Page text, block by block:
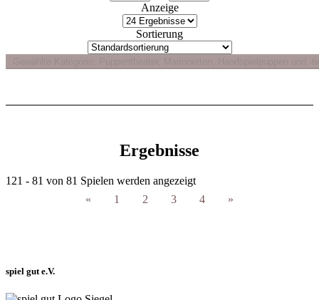
Anzeige
Sortierung
Ergebnisse
121 - 81 von 81 Spielen werden angezeigt
«
1 2 3 4 »
spiel gut e.V.